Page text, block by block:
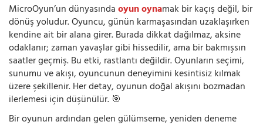
MicroOyun’un dünyasındaoyun oynamak bir kaçış değil, bir
dönüş yoludur. Oyuncu, günün karmaşasından uzaklaşırken
kendine ait bir alana girer. Burada dikkat dağılmaz, aksine
odaklanır; zaman yavaşlar gibi hissedilir, ama bir bakmışsın
saatler geçmiş. Bu etki, rastlantı değildir. Oyunların seçimi,
sunumu ve akışı, oyuncunun deneyimini kesintisiz kılmak
üzere şekillenir. Her detay, oyunun doğal akışını bozmadan
ilerlemesi için düşünülür. 🎯
Bir oyunun ardından gelen gülümseme, yeniden deneme